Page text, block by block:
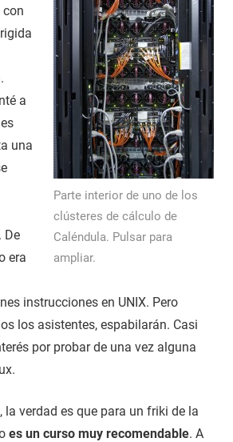
Parte interior de uno de los
clústeres de cálculo de
Caléndula. Pulsar para
ampliar.
a
una
De
era
instrucciones en UNIX. Pero
los asistentes, espabilarán. Casi
por probar de una vez alguna
la verdad es que para un friki de la
es un curso muy recomendable. A